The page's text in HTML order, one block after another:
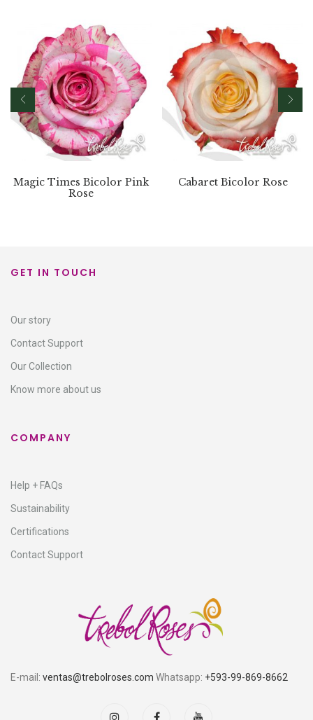
Magic Times Bicolor Pink
Rose
Cabaret Bicolor Rose
GET IN TOUCH
Our story
Contact Support​
Our Collection
Know more about us
COMPANY
Help + FAQs
Sustainability
Certifications
Contact Support
E-mail: ventas@trebolroses.com Whatsapp: +593-99-869-8662